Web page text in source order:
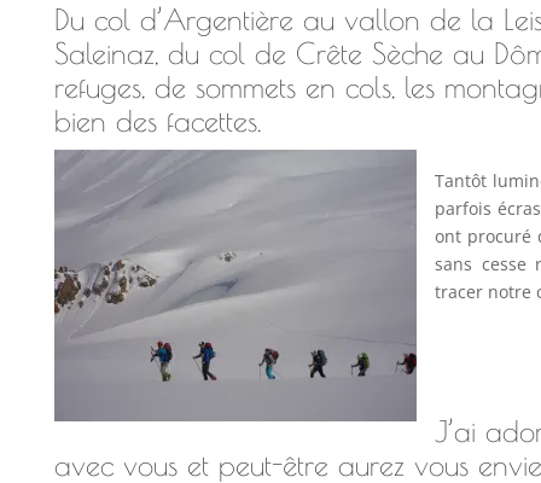
Du col d’Argentière au vallon de la
Saleinaz, du col de Crête Sèche au
refuges, de sommets en cols, les
bien des facettes.
Tantôt
parfois
ont procuré
sans cesse
tracer notre
J’ai
avec vous et peut-être aurez vous